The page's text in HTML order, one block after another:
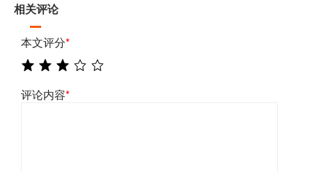
相关评论
本文评分*
评论内容*